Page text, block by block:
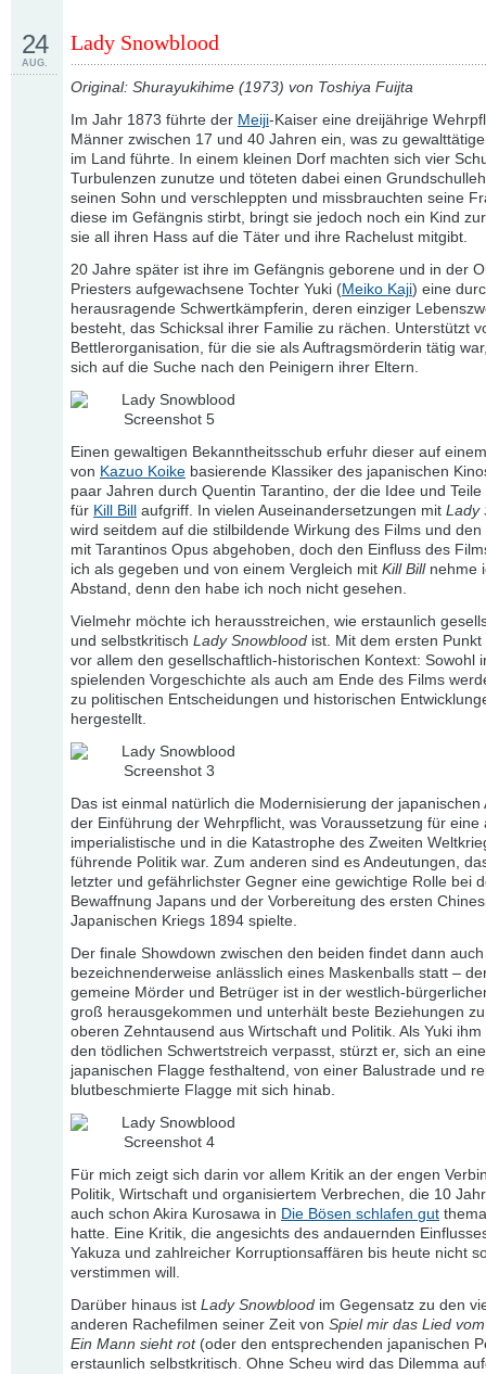
Lady Snowblood
24
AUG.
Original: Shurayukihime (1973) von Toshiya Fuijta
Im Jahr 1873 führte der Meiji-Kaiser eine dreijährige
Männer zwischen 17 und 40 Jahren ein, was zu
im Land führte. In einem kleinen Dorf machten sich vier
Turbulenzen zunutze und töteten dabei einen
seinen Sohn und verschleppten und missbrauchten seine
diese im Gefängnis stirbt, bringt sie jedoch noch ein Kind
sie all ihren Hass auf die Täter und ihre Rachelust mitgibt.
20 Jahre später ist ihre im Gefängnis geborene und in der
Priesters aufgewachsene Tochter Yuki (Meiko Kaji) eine
herausragende Schwertkämpferin, deren einziger
besteht, das Schicksal ihrer Familie zu rächen. Unterstützt
Bettlerorganisation, für die sie als Auftragsmörderin tätig
sich auf die Suche nach den Peinigern ihrer Eltern.
Einen gewaltigen Bekanntheitsschub erfuhr dieser auf
von Kazuo Koike basierende Klassiker des japanischen
paar Jahren durch Quentin Tarantino, der die Idee und Teile
für Kill Bill aufgriff. In vielen Auseinandersetzungen mit Lady
wird seitdem auf die stilbildende Wirkung des Films und den
mit Tarantinos Opus abgehoben, doch den Einfluss des
ich als gegeben und von einem Vergleich mit Kill Billnehme
Abstand, denn den habe ich noch nicht gesehen.
Vielmehr möchte ich herausstreichen, wie erstaunlich
und selbstkritisch Lady Snowblood ist. Mit dem ersten Punkt
vor allem den gesellschaftlich-historischen Kontext: Sowohl
spielenden Vorgeschichte als auch am Ende des Films
zu politischen Entscheidungen und historischen
hergestellt.
Das ist einmal natürlich die Modernisierung der japanischen
der Einführung der Wehrpflicht, was Voraussetzung für eine
imperialistische und in die Katastrophe des Zweiten
führende Politik war. Zum anderen sind es Andeutungen,
letzter und gefährlichster Gegner eine gewichtige Rolle bei
Bewaffnung Japans und der Vorbereitung des ersten
Japanischen Kriegs 1894 spielte.
Der finale Showdown zwischen den beiden findet dann auch
bezeichnenderweise anlässlich eines Maskenballs statt –
gemeine Mörder und Betrüger ist in der westlich-
groß herausgekommen und unterhält beste Beziehungen
oberen Zehntausend aus Wirtschaft und Politik. Als Yuki
den tödlichen Schwertstreich verpasst, stürzt er, sich an
japanischen Flagge festhaltend, von einer Balustrade und
blutbeschmierte Flagge mit sich hinab.
Für mich zeigt sich darin vor allem Kritik an der engen
Politik, Wirtschaft und organisiertem Verbrechen, die 10
auch schon Akira Kurosawa in Die Bösen schlafen gut
hatte. Eine Kritik, die angesichts des andauernden
Yakuza und zahlreicher Korruptionsaffären bis heute nicht
verstimmen will.
Darüber hinaus ist Lady Snowblood im Gegensatz zu den
anderen Rachefilmen seiner Zeit von Spiel mir das Lied
Ein Mann sieht rot(oder den entsprechenden japanischen
erstaunlich selbstkritisch. Ohne Scheu wird das Dilemma